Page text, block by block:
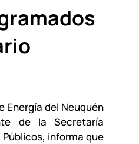
Energía del Neuquén
de la Secretaría
informa que